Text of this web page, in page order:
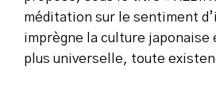
méditation sur le sentiment
imprègne la culture japonaise
plus universelle, toute